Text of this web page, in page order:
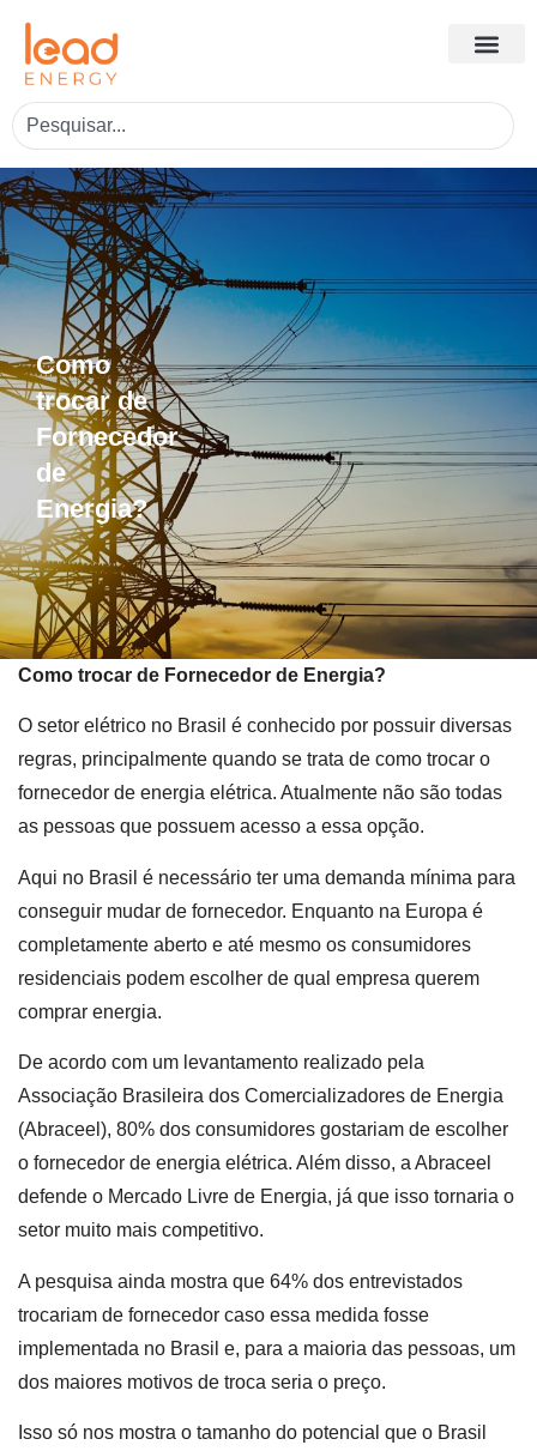
Como
trocar de
Fornecedor
de
Energia?
Como trocar de Fornecedor de Energia?
O setor elétrico no Brasil é conhecido por possuir diversas
regras, principalmente quando se trata de como trocar o
fornecedor de energia elétrica. Atualmente não são todas
as pessoas que possuem acesso a essa opção.
Aqui no Brasil é necessário ter uma demanda mínima para
conseguir mudar de fornecedor. Enquanto na Europa é
completamente aberto e até mesmo os consumidores
residenciais podem escolher de qual empresa querem
comprar energia.
De acordo com um levantamento realizado pela
Associação Brasileira dos Comercializadores de Energia
(Abraceel), 80% dos consumidores gostariam de escolher
o fornecedor de energia elétrica. Além disso, a Abraceel
defende o Mercado Livre de Energia, já que isso tornaria o
setor muito mais competitivo.
A pesquisa ainda mostra que 64% dos entrevistados
trocariam de fornecedor caso essa medida fosse
implementada no Brasil e, para a maioria das pessoas, um
dos maiores motivos de troca seria o preço.
Isso só nos mostra o tamanho do potencial que o Brasil